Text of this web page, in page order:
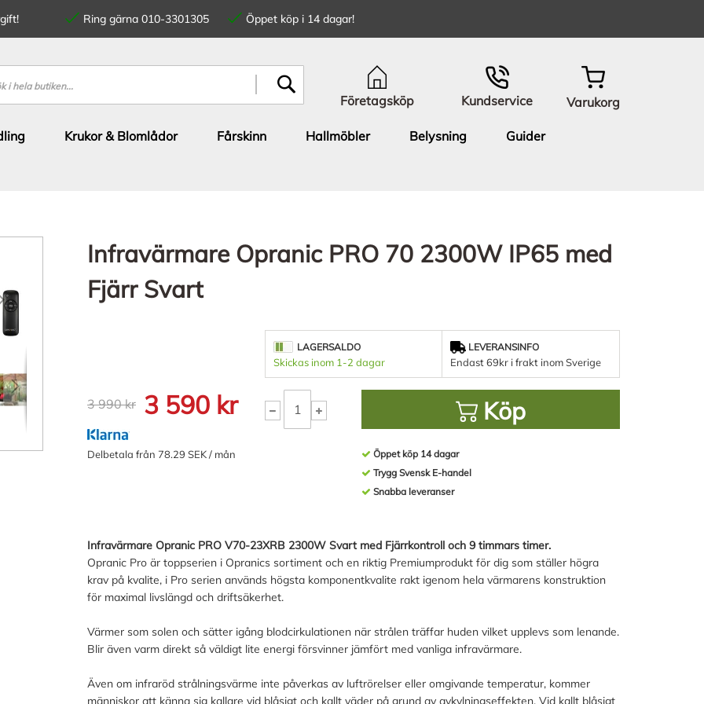
Ring gärna 010-3301305
Öppet köp i 14 dagar!
Företagsköp Kundservice Varukorg
Krukor & Blomlådor Fårskinn Hallmöbler Belysning
Guider
Infravärmare Opranic PRO 70 2300W IP65 med
Fjärr Svart
3 990 kr 3 590 kr
Delbetala från 78.29 SEK / mån
LAGERSALDO
Skickas inom 1-2 dagar
LEVERANSINFO
Endast 69kr i frakt inom Sverige
Köp
Öppet köp 14 dagar
Trygg Svensk E-handel
Snabba leveranser
Infravärmare Opranic PRO V70-23XRB 2300W Svart med Fjärrkontroll och 9 timmars timer.
Opranic Pro är toppserien i Opranics sortiment och en riktig Premiumprodukt för dig som ställer högra
krav på kvalite, i Pro serien används högsta komponentkvalite rakt igenom hela värmarens konstruktion
för maximal livslängd och driftsäkerhet.
Värmer som solen och sätter igång blodcirkulationen när strålen träffar huden vilket upplevs som lenande.
Blir även varm direkt så väldigt lite energi försvinner jämfört med vanliga infravärmare.
Även om infraröd strålningsvärme inte påverkas av luftrörelser eller omgivande temperatur, kommer
människor att känna sig kallare vid blåsigt och kallt väder på grund av avkylningseffekten. Vid kallt blåsigt